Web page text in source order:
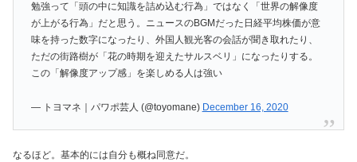
勉強って「頭の中に知識を詰め込む行為」ではなく「世界の解像度
が上がる行為」だと思う。ニュースのBGMだった日経平均株価が意
味を持った数字になったり、外国人観光客の会話が聞き取れたり、
ただの街路樹が「花の時期を迎えたサルスベリ」になったりする。
この「解像度アップ感」を楽しめる人は強い
— トヨマネ｜パワポ芸人 (@toyomane) December 16, 2020
なるほど。基本的には自分も概ね同意だ。